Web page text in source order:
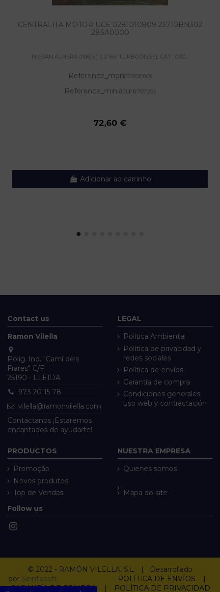
CENTRALITA MOTOR UCE 0281010809 23710BN302
28SA0000
NISSAN ALMERA (N16/E) 2.2 16V TURBODIESEL CAT | 0.00...
Reference_mpn0281010809
Reference_miniature787285
72,60 €
Adicionar ao carrinho
Contact us
Ramon Vilella
Políg. Ind. "Camí dels
Frares" C/F
25190 - LLEIDA
973 20 15 78
vilella@ramonvilella.com
Contáctanos ¡Estaremos
encantados de ayudarte!
LEGAL
Política Ambiental
Política de privacidad y
redes sociales
Política de envíos
Garantía de compra
Condiciones generales
uso web y contractación
PRODUCTOS
Promoção
Novos produtos
Top de Vendas
NUESTRA EMPRESA
Quienes somos
Mapa do site
Follow us
© 2022 - RAMÓN VILELLA, S.L. | Desarrollado
por Seintosoft POLÍTICA DE ENVÍOS
|
GARANTÍA DE COMPRA| POLÍTICA DE PRIVACIDAD